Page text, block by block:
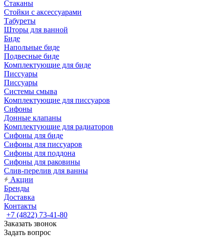
Стаканы
Стойки с аксессуарами
Табуреты
Шторы для ванной
Биде
Напольные биде
Подвесные биде
Комплектующие для биде
Писсуары
Писсуары
Системы смыва
Комплектующие для писсуаров
Сифоны
Донные клапаны
Комплектующие для радиаторов
Сифоны для биде
Сифоны для писсуаров
Сифоны для поддона
Сифоны для раковины
Слив-перелив для ванны
Акции
Бренды
Доставка
Контакты
+7 (4822) 73-41-80
Заказать звонок
Задать вопрос